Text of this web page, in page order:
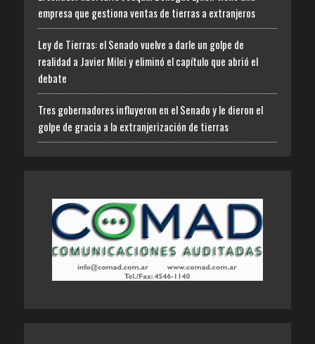
empresa que gestiona ventas de tierras a extranjeros
Ley de Tierras: el Senado vuelve a darle un golpe de
realidad a Javier Milei y eliminó el capítulo que abrió el
debate
Tres gobernadores influyeron en el Senado y le dieron el
golpe de gracia a la extranjerización de tierras